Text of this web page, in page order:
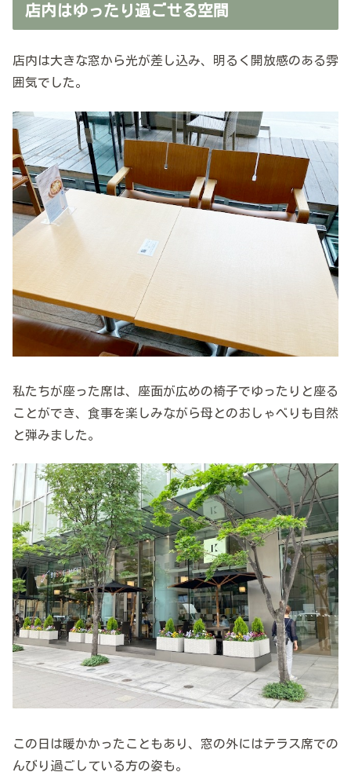
店内はゆったり過ごせる空間
店内は大きな窓から光が差し込み、明るく開放感のある雰
囲気でした。
私たちが座った席は、座面が広めの椅子でゆったりと座る
ことができ、食事を楽しみながら母とのおしゃべりも自然
と弾みました。
この日は暖かかったこともあり、窓の外にはテラス席での
んびり過ごしている方の姿も。